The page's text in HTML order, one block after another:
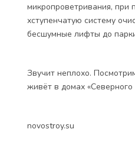
микропроветривания, при
хступенчатую систему
бесшумные лифты до
Звучит неплохо.
живёт в домах «Северного
novostroy.su